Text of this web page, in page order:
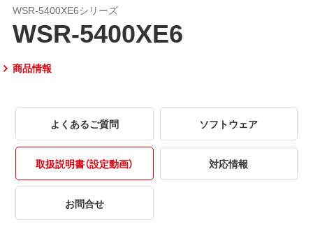
WSR-5400XE6シリーズ
WSR-5400XE6
商品情報
よくあるご質問 ソフトウェア
取扱説明書（設定動画） 対応情報
お問合せ